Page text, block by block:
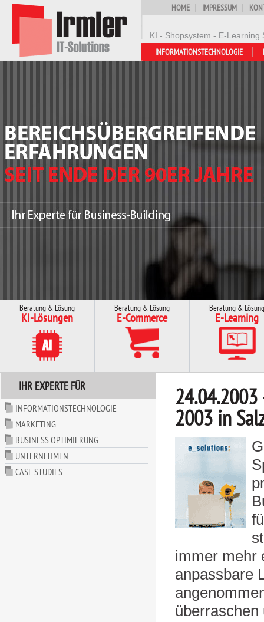
KI - Shopsystem - E-
HOME IMPRESSUM
INFORMATIONSTECHNOLOGIE
Beratung & Lösung
KI-Lösungen
Beratung & Lösung
E-Commerce
Beratung & Lösung
E-Learning
IHR EXPERTE FÜR
INFORMATIONSTECHNOLOGIE
MARKETING
BUSINESS OPTIMIERUNG
UNTERNEHMEN
CASE STUDIES
2003 in
immer mehr
anpassbare
überraschen